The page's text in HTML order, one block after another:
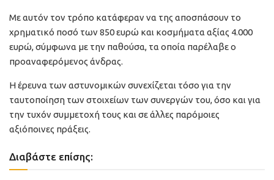
Με αυτόν τον τρόπο κατάφεραν να της αποσπάσουν το
χρηματικό ποσό των 850 ευρώ και κοσμήματα αξίας 4.000
ευρώ, σύμφωνα με την παθούσα, τα οποία παρέλαβε ο
προαναφερόμενος άνδρας.
Η έρευνα των αστυνομικών συνεχίζεται τόσο για την
ταυτοποίηση των στοιχείων των συνεργών του, όσο και για
την τυχόν συμμετοχή τους και σε άλλες παρόμοιες
αξιόποινες πράξεις.
Διαβάστε επίσης: